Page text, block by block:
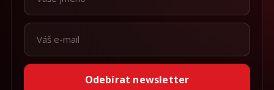
Odebírat newsletter